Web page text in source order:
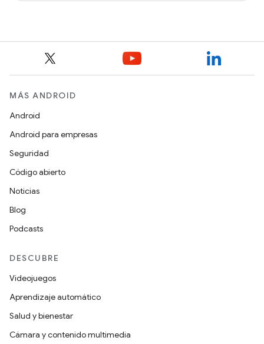
MÁS ANDROID
Android
Android para empresas
Seguridad
Código abierto
Noticias
Blog
Podcasts
DESCUBRE
Videojuegos
Aprendizaje automático
Salud y bienestar
Cámara y contenido multimedia